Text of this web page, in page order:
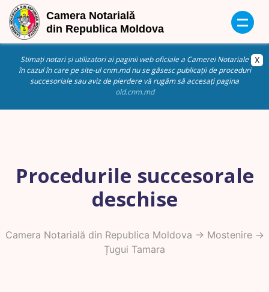
Stimați notari și utilizatori ai paginii web oficiale a Camerei Notariale
în cazul în care pe site-ul cnm.md nu se găsesc publicații de proceduri
succesoriale sau aviz de pierdere vă rugăm să accesați pagina
old.cnm.md
Procedurile succesorale
deschise
Camera Notarială din Republica Moldova -> Mostenire->
Țugui Tamara